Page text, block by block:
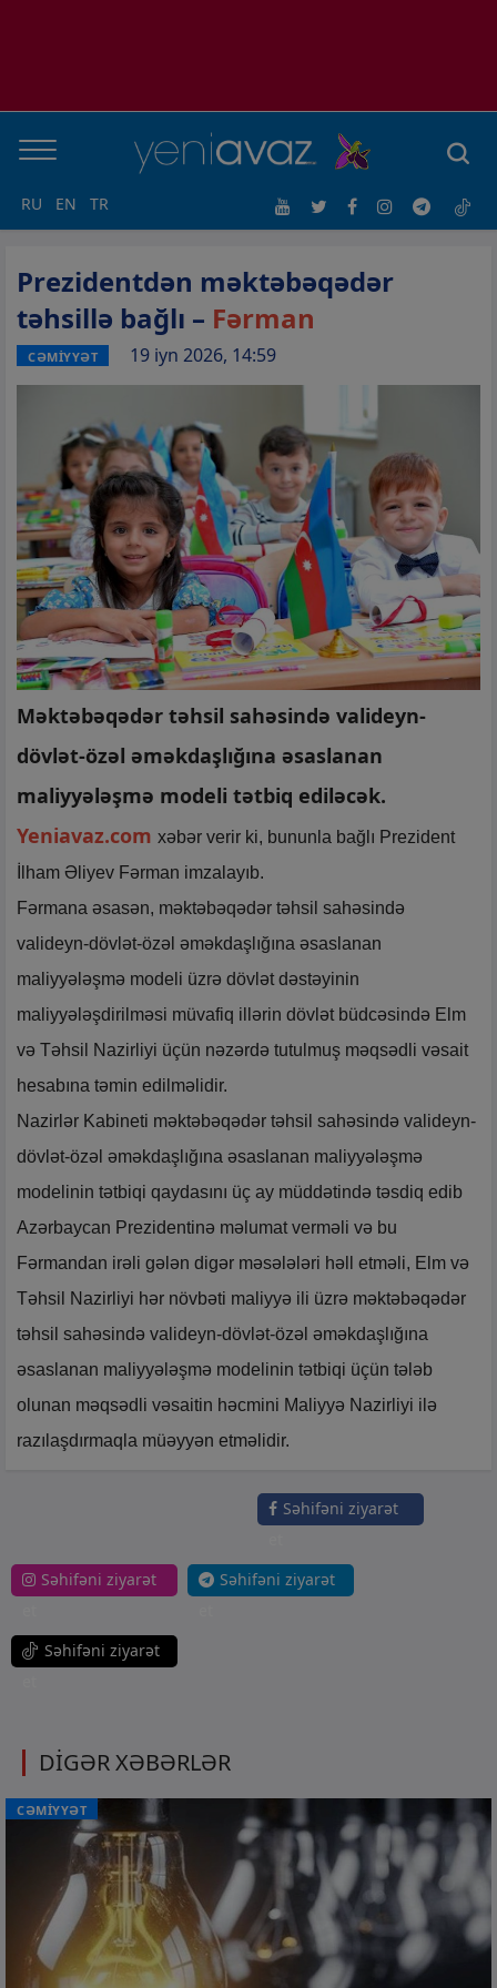
RU EN TR
Prezidentdən məktəbəqədər
təhsillə bağlı – Fərman
CƏMİYYƏT 19 iyn 2026, 14:59
Məktəbəqədər təhsil sahəsində valideyn-
dövlət-özəl əməkdaşlığına əsaslanan
maliyyələşmə modeli tətbiq ediləcək.
Yeniavaz.com xəbər verir ki, bununla bağlı Prezident
İlham Əliyev Fərman imzalayıb.
Fərmana əsasən, məktəbəqədər təhsil sahəsində
valideyn-dövlət-özəl əməkdaşlığına əsaslanan
maliyyələşmə modeli üzrə dövlət dəstəyinin
maliyyələşdirilməsi müvafiq illərin dövlət büdcəsində Elm
və Təhsil Nazirliyi üçün nəzərdə tutulmuş məqsədli vəsait
hesabına təmin edilməlidir.
Nazirlər Kabineti məktəbəqədər təhsil sahəsində valideyn-
dövlət-özəl əməkdaşlığına əsaslanan maliyyələşmə
modelinin tətbiqi qaydasını üç ay müddətində təsdiq edib
Azərbaycan Prezidentinə məlumat verməli və bu
Fərmandan irəli gələn digər məsələləri həll etməli, Elm və
Təhsil Nazirliyi hər növbəti maliyyə ili üzrə məktəbəqədər
təhsil sahəsində valideyn-dövlət-özəl əməkdaşlığına
əsaslanan maliyyələşmə modelinin tətbiqi üçün tələb
olunan məqsədli vəsaitin həcmini Maliyyə Nazirliyi ilə
razılaşdırmaqla müəyyən etməlidir.
Səhifəni ziyarət
Səhifəni ziyarət
Səhifəni ziyarət
Səhifəni ziyarət
DİGƏR XƏBƏRLƏR
CƏMİYYƏT